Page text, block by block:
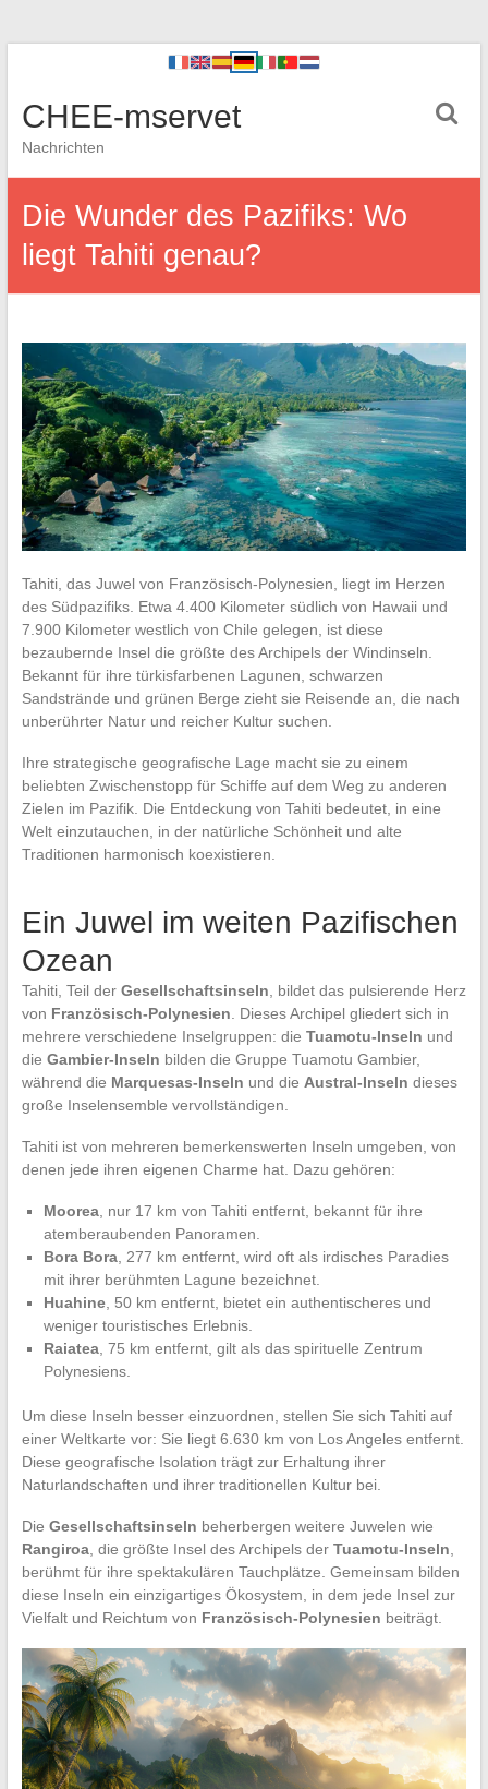
CHEE-mservet
Nachrichten
Die Wunder des Pazifiks: Wo
liegt Tahiti genau?
Tahiti, das Juwel von Französisch-Polynesien, liegt im Herzen
des Südpazifiks. Etwa 4.400 Kilometer südlich von Hawaii und
7.900 Kilometer westlich von Chile gelegen, ist diese
bezaubernde Insel die größte des Archipels der Windinseln.
Bekannt für ihre türkisfarbenen Lagunen, schwarzen
Sandstrände und grünen Berge zieht sie Reisende an, die nach
unberührter Natur und reicher Kultur suchen.
Ihre strategische geografische Lage macht sie zu einem
beliebten Zwischenstopp für Schiffe auf dem Weg zu anderen
Zielen im Pazifik. Die Entdeckung von Tahiti bedeutet, in eine
Welt einzutauchen, in der natürliche Schönheit und alte
Traditionen harmonisch koexistieren.
Ein Juwel im weiten Pazifischen
Ozean
Tahiti, Teil der Gesellschaftsinseln , bildet das pulsierende Herz
von Französisch-Polynesien . Dieses Archipel gliedert sich in
mehrere verschiedene Inselgruppen: die Tuamotu-Inseln und
die Gambier-Inseln bilden die Gruppe Tuamotu Gambier,
während die Marquesas-Inseln und die Austral-Inseln dieses
große Inselensemble vervollständigen.
Tahiti ist von mehreren bemerkenswerten Inseln umgeben, von
denen jede ihren eigenen Charme hat. Dazu gehören:
Moorea, nur 17 km von Tahiti entfernt, bekannt für ihre
atemberaubenden Panoramen.
Bora Bora, 277 km entfernt, wird oft als irdisches Paradies
mit ihrer berühmten Lagune bezeichnet.
Huahine, 50 km entfernt, bietet ein authentischeres und
weniger touristisches Erlebnis.
Raiatea, 75 km entfernt, gilt als das spirituelle Zentrum
Polynesiens.
Um diese Inseln besser einzuordnen, stellen Sie sich Tahiti auf
einer Weltkarte vor: Sie liegt 6.630 km von Los Angeles entfernt.
Diese geografische Isolation trägt zur Erhaltung ihrer
Naturlandschaften und ihrer traditionellen Kultur bei.
Die Gesellschaftsinseln beherbergen weitere Juwelen wie
Rangiroa, die größte Insel des Archipels der Tuamotu-Inseln
berühmt für ihre spektakulären Tauchplätze. Gemeinsam bilden
diese Inseln ein einzigartiges Ökosystem, in dem jede Insel zur
Vielfalt und Reichtum von Französisch-Polynesien beiträgt.